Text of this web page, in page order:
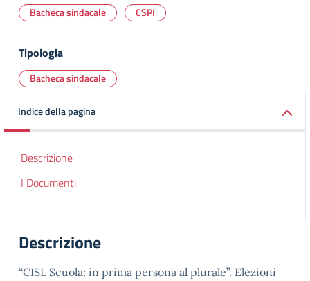
Bacheca sindacale CSPI
Tipologia
Bacheca sindacale
Indice della pagina
Descrizione
I Documenti
Descrizione
“CISL Scuola: in prima persona al plurale”. Elezioni